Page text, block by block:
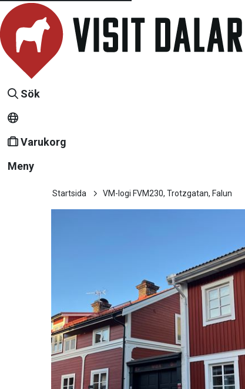
Sök
Varukorg
Meny
Startsida VM-logi FVM230, Trotzgatan, Falun